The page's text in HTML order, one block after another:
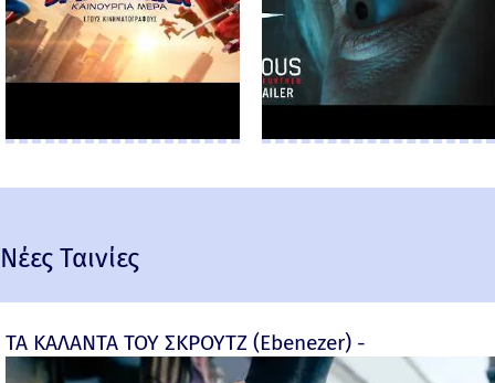
Νέες Ταινίες
ΤΑ ΚΑΛΑΝΤΑ ΤΟΥ ΣΚΡΟΥΤΖ (Ebenezer) -